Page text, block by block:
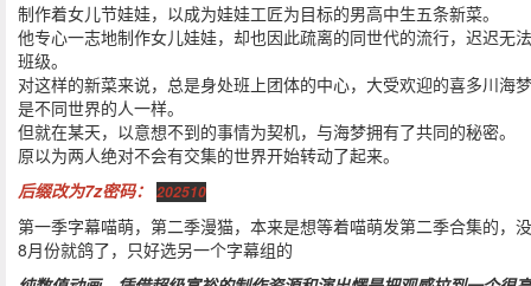
制作着女儿节娃娃，以成为娃娃工匠为目标的男高中生五条新菜。
他专心一志地制作女儿娃娃，却也因此疏离的同世代的流行，迟迟无
班级。
对这样的新菜来说，总是身处班上团体的中心，大受欢迎的喜多川海
是不同世界的人一样。
但就在某天，以意想不到的事情为契机，与海梦拥有了共同的秘密。
原以为两人绝对不会有交集的世界开始转动了起来。
后缀改为7z密码： 202510
第一季字幕喵萌，第二季漫猫，本来是想等着喵萌发第二季合集的，
8月份就鸽了，只好选另一个字幕组的